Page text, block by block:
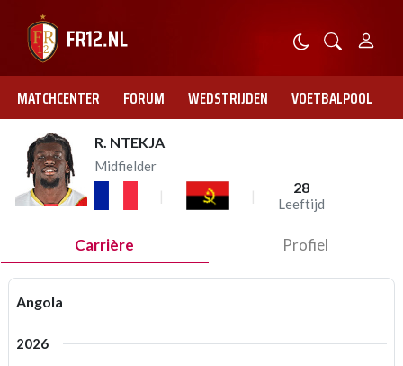
MATCHCENTER FORUM WEDSTRIJDEN VOETBALPOOL
R. NTEKJA
Midfielder
28
Leeftijd
Carrière Profiel
Angola
2026